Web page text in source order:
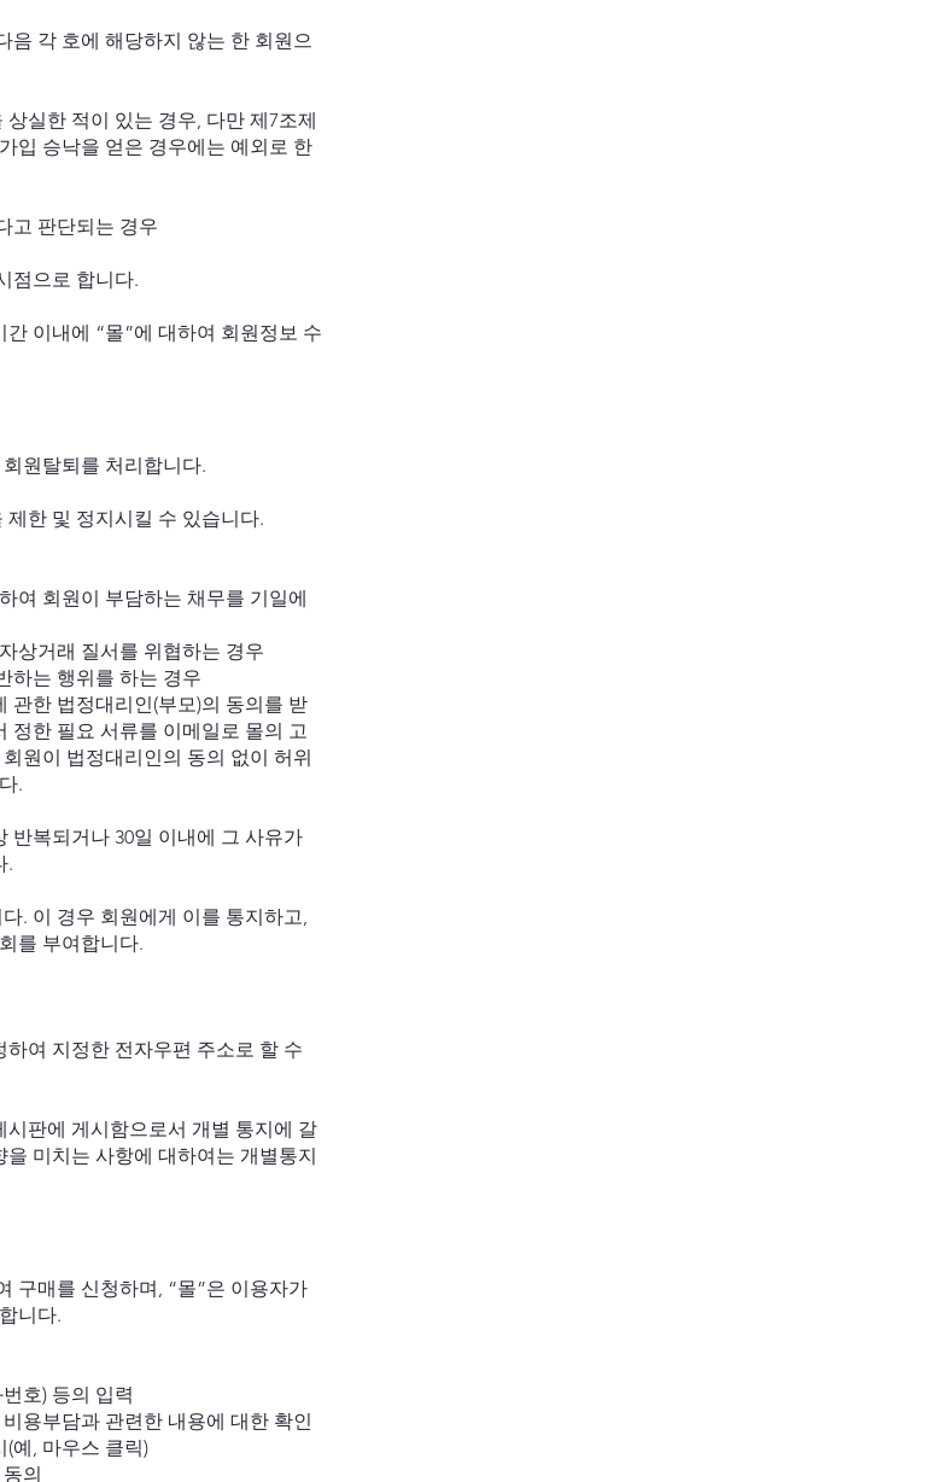
각 호에 해당하지 않는 한 회원으
실한 적이 있는 경우, 다만 제7조제
입 승낙을 얻은 경우에는 예외로 한
고 판단되는 경우
점으로 합니다.
이내에 “몰”에 대하여 회원정보 수
원탈퇴를 처리합니다.
한 및 정지시킬 수 있습니다.
여 회원이 부담하는 채무를 기일에
상거래 질서를 위협하는 경우
하는 행위를 하는 경우
관한 법정대리인(부모)의 동의를 받
정한 필요 서류를 이메일로 몰의 고
원이 법정대리인의 동의 없이 허위
.
반복되거나 30일 이내에 그 사유가
.
. 이 경우 회원에게 이를 통지하고,
를 부여합니다.
여 지정한 전자우편 주소로 할 수
판에 게시함으로서 개별 통지에 갈
미치는 사항에 대하여는 개별통지
구매를 신청하며, “몰”은 이용자가
니다.
호) 등의 입력
용부담과 관련한 내용에 대한 확인
예, 마우스 클릭)
의